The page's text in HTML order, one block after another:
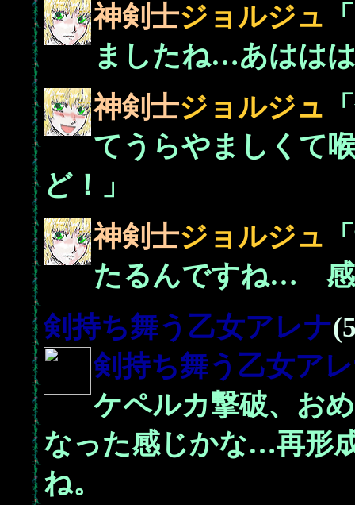
神剣士ジョルジュ
ましたね…あはは
神剣士ジョルジュ
てうらやましくて
ど！」
神剣士ジョルジュ
たるんですね…
剣持ち舞う乙女アレナ
剣持ち舞う乙女ア
ケペルカ撃破、お
なった感じかな…再形
ね。